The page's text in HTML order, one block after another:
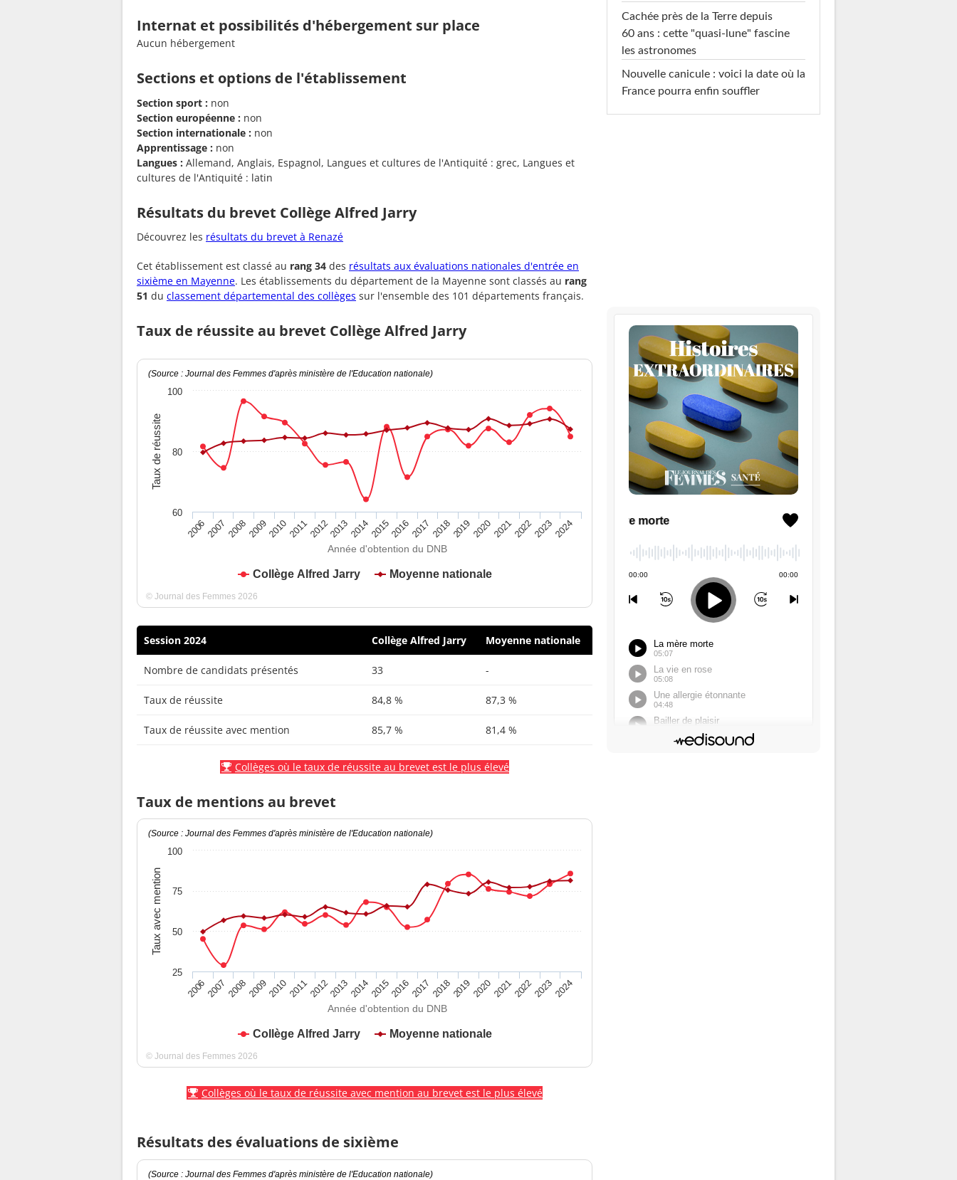
Internat et possibilités d'hébergement sur place
Aucun hébergement
Sections et options de l'établissement
Section sport : non
Section européenne : non
Section internationale : non
Apprentissage : non
Langues : Allemand, Anglais, Espagnol, Langues et cultures de l'Antiquité : grec, Langues et
cultures de l'Antiquité : latin
Résultats du brevet Collège Alfred Jarry
Découvrez les résultats du brevet à Renazé
Cet établissement est classé au rang 34 des résultats aux évaluations nationales d'entrée en
sixième en Mayenne. Les établissements du département de la Mayenne sont classés au rang
51 du classement départemental des collèges sur l'ensemble des 101 départements français.
Taux de réussite au brevet Collège Alfred Jarry
Année d'obtention du DNB
Taux de réussite
(Source : Journal des Femmes d'après ministère de l'Education nationale)
Collège Alfred Jarry Moyenne nationale
2006200720082009201020112012201320142015201620172018201920202021202220232024
60
80
100
© Journal des Femmes 2026
Session 2024 Collège Alfred Jarry Moyenne nationale
Nombre de candidats présentés 33 -
Taux de réussite 84,8 % 87,3 %
Taux de réussite avec mention 85,7 % 81,4 %
Collèges où le taux de réussite au brevet est le plus élevé
Taux de mentions au brevet
Année d'obtention du DNB
Taux avec mention
(Source : Journal des Femmes d'après ministère de l'Education nationale)
Collège Alfred Jarry Moyenne nationale
2006200720082009201020112012201320142015201620172018201920202021202220232024
25
50
75
100
© Journal des Femmes 2026
Collèges où le taux de réussite avec mention au brevet est le plus élevé
Résultats des évaluations de sixième
(Source : Journal des Femmes d'après ministère de l'Education nationale)
Cachée près de la Terre depuis
60 ans : cette "quasi-lune" fascine
les astronomes
Nouvelle canicule : voici la date où la
France pourra enfin souffler